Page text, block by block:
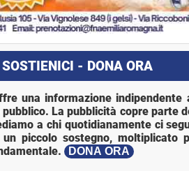
SOSTIENICI - DONA ORA
una informazione indipendente
La pubblicità copre parte
a chi quotidianamente ci
piccolo sostegno, moltiplicato
DONA ORA